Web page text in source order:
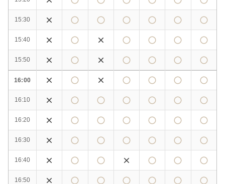
15:30
15:40
15:50
16:00
16:10
16:20
16:30
16:40
16:50